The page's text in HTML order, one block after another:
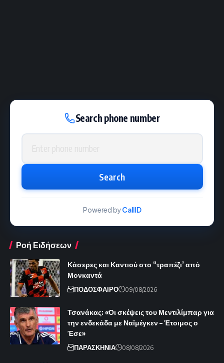
Search phone number
Phone number
Search
Powered byCallID
Ροή Ειδήσεων
Κάσερες και Καντιού στο “τραπέζι’ από
Μονκαντά
ΠΟΔΟΣΦΑΙΡΟ 09/08/2026
Τσανάκας: «Οι σκέψεις του Μεντιλίμπαρ για
την ενδεκάδα με Ναϊμέγκεν – Έτοιμος ο
Έσε»
ΠΑΡΑΣΚΗΝΙΑ 08/08/2026